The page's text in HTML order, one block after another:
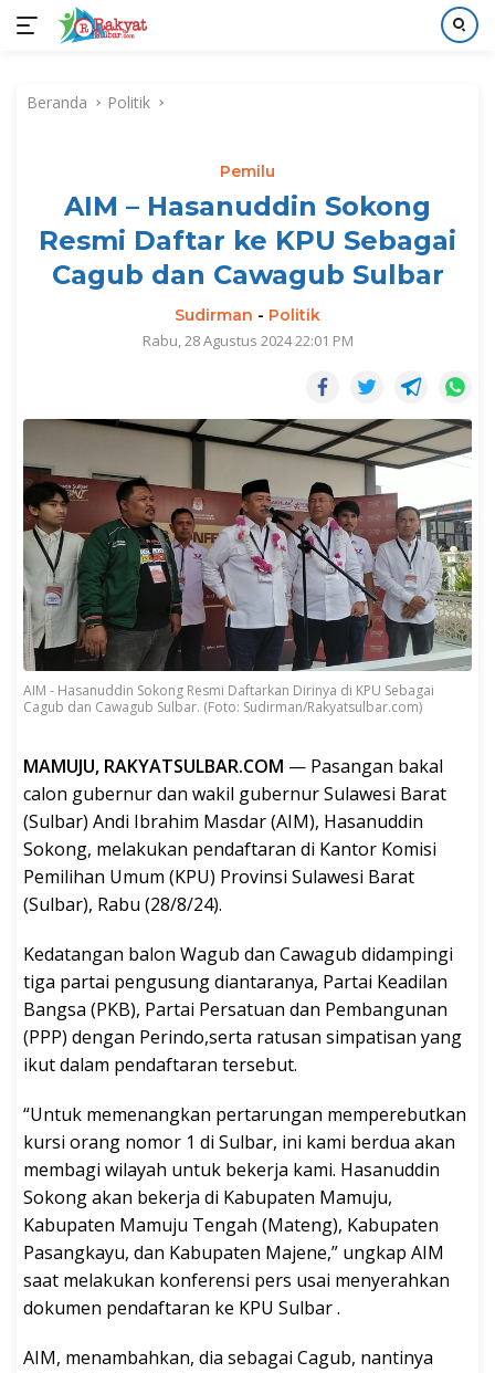
kontenBeranda Politik
Pemilu
AIM – Hasanuddin Sokong
Resmi Daftar ke KPU Sebagai
Cagub dan Cawagub Sulbar
Sudirman - Politik
Rabu, 28 Agustus 2024 22:01 PM
AIM - Hasanuddin Sokong Resmi Daftarkan Dirinya di KPU Sebagai
Cagub dan Cawagub Sulbar. (Foto: Sudirman/Rakyatsulbar.com)
MAMUJU, RAKYATSULBAR.COM — Pasangan bakal
calon gubernur dan wakil gubernur Sulawesi Barat
(Sulbar) Andi Ibrahim Masdar (AIM), Hasanuddin
Sokong, melakukan pendaftaran di Kantor Komisi
Pemilihan Umum (KPU) Provinsi Sulawesi Barat
(Sulbar), Rabu (28/8/24).
Kedatangan balon Wagub dan Cawagub didampingi
tiga partai pengusung diantaranya, Partai Keadilan
Bangsa (PKB), Partai Persatuan dan Pembangunan
(PPP) dengan Perindo,serta ratusan simpatisan yang
ikut dalam pendaftaran tersebut.
“Untuk memenangkan pertarungan memperebutkan
kursi orang nomor 1 di Sulbar, ini kami berdua akan
membagi wilayah untuk bekerja kami. Hasanuddin
Sokong akan bekerja di Kabupaten Mamuju,
Kabupaten Mamuju Tengah (Mateng), Kabupaten
Pasangkayu, dan Kabupaten Majene,” ungkap AIM
saat melakukan konferensi pers usai menyerahkan
dokumen pendaftaran ke KPU Sulbar .
AIM, menambahkan, dia sebagai Cagub, nantinya